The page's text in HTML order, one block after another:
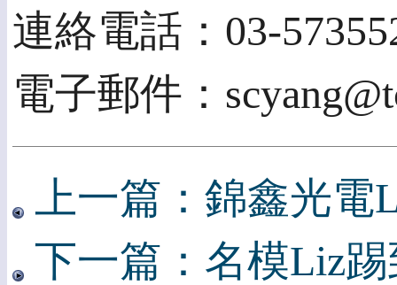
連絡電話：03-
電子郵件：
上一篇：錦鑫光
下一篇：名模Liz